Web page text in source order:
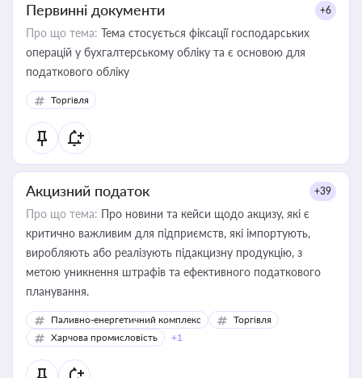
Первинні документи +6
Про що тема: Тема стосується фіксації господарських
операцій у бухгалтерському обліку та є основою для
податкового обліку
Торгівля
Акцизний податок +39
Про що тема: Про новини та кейси щодо акцизу, які є
критично важливим для підприємств, які імпортують,
виробляють або реалізують підакцизну продукцію, з
метою уникнення штрафів та ефективного податкового
планування.
Паливно-енергетичний комплекс
Торгівля
Харчова промисловість
+1